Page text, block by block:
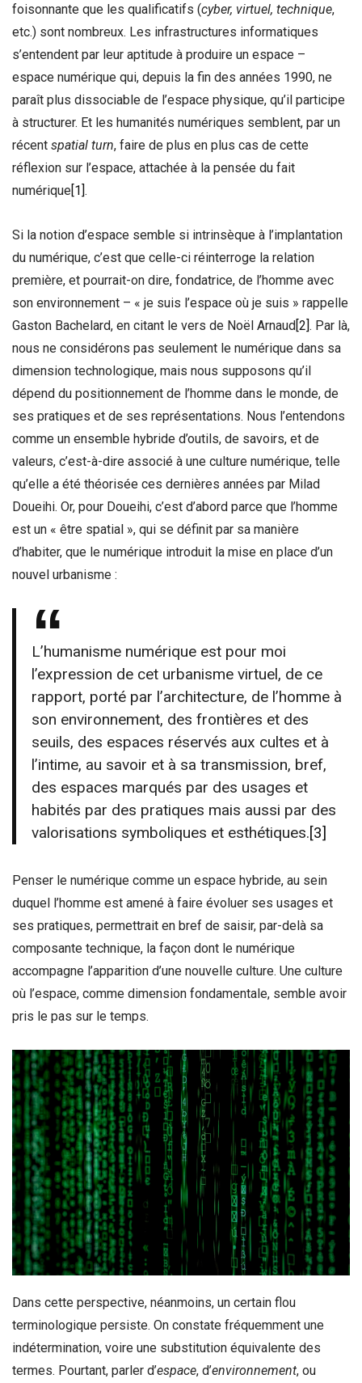
foisonnante que les qualificatifs (cyber, virtuel, technique,
etc.) sont nombreux. Les infrastructures informatiques
s’entendent par leur aptitude à produire un espace –
espace numérique qui, depuis la fin des années 1990, ne
paraît plus dissociable de l’espace physique, qu’il participe
à structurer. Et les humanités numériques semblent, par un
récent spatial turn, faire de plus en plus cas de cette
réflexion sur l’espace, attachée à la pensée du fait
numérique[1].
Si la notion d’espace semble si intrinsèque à l’implantation
du numérique, c’est que celle-ci réinterroge la relation
première, et pourrait-on dire, fondatrice, de l’homme avec
son environnement – « je suis l’espace où je suis » rappelle
Gaston Bachelard, en citant le vers de Noël Arnaud[2]. Par là,
nous ne considérons pas seulement le numérique dans sa
dimension technologique, mais nous supposons qu’il
dépend du positionnement de l’homme dans le monde, de
ses pratiques et de ses représentations. Nous l’entendons
comme un ensemble hybride d’outils, de savoirs, et de
valeurs, c’est-à-dire associé à une culture numérique, telle
qu’elle a été théorisée ces dernières années par Milad
Doueihi. Or, pour Doueihi, c’est d’abord parce que l’homme
est un « être spatial », qui se définit par sa manière
d’habiter, que le numérique introduit la mise en place d’un
nouvel urbanisme :
L’humanisme numérique est pour moi
l’expression de cet urbanisme virtuel, de ce
rapport, porté par l’architecture, de l’homme à
son environnement, des frontières et des
seuils, des espaces réservés aux cultes et à
l’intime, au savoir et à sa transmission, bref,
des espaces marqués par des usages et
habités par des pratiques mais aussi par des
valorisations symboliques et esthétiques.[3]
Penser le numérique comme un espace hybride, au sein
duquel l’homme est amené à faire évoluer ses usages et
ses pratiques, permettrait en bref de saisir, par-delà sa
composante technique, la façon dont le numérique
accompagne l’apparition d’une nouvelle culture. Une culture
où l’espace, comme dimension fondamentale, semble avoir
pris le pas sur le temps.
Dans cette perspective, néanmoins, un certain flou
terminologique persiste. On constate fréquemment une
indétermination, voire une substitution équivalente des
termes. Pourtant, parler d’espace, d’environnement, ou